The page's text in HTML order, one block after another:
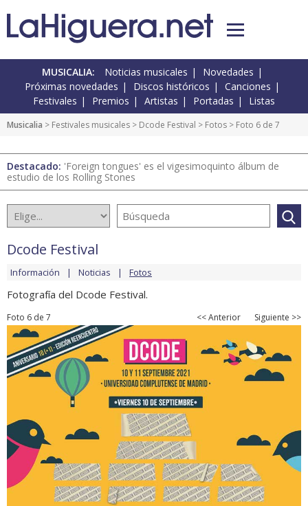
MUSICALIA: Noticias musicales
Novedades
Próximas novedades
Discos históricos
Canciones
Festivales
Premios Artistas Portadas Listas
Musicalia > Festivales musicales > Dcode Festival > Fotos > Foto 6 de 7
Destacado: 'Foreign tongues' es el vigesimoquinto álbum de
estudio de los Rolling Stones
Dcode Festival
Información Noticias Fotos
Fotografía del Dcode Festival.
Foto 6 de 7 << Anterior Siguiente >>